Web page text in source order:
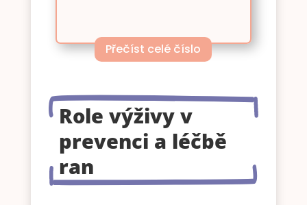
Přečíst celé číslo
Role výživy v
prevenci a léčbě
ran